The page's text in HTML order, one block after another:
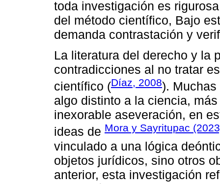
toda investigación es
del método científico, Bajo
demanda contrastación y
La literatura del derecho y la
contradicciones al no tratar
científico (Díaz, 2008).
algo distinto a la ciencia,
inexorable aseveración, en
ideas de Mora y Sayritupac
vinculado a una lógica
objetos jurídicos, sino otros
anterior, esta investigación